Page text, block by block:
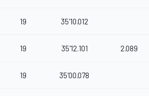
19 35'10.012
19 35'12.101 2.089
19 35'00.078